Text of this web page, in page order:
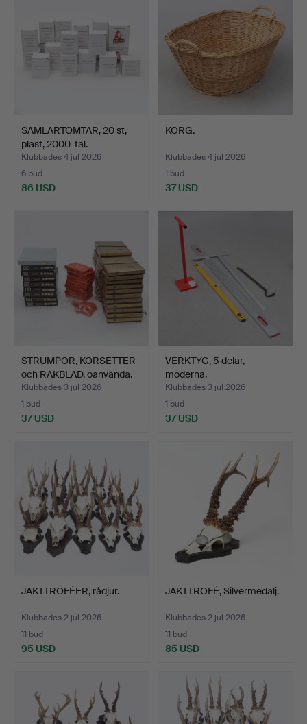
SAMLARTOMTAR, 20 st,
plast, 2000-tal.
Klubbades 4 jul 2026
6 bud
86 USD
KORG.
Klubbades 4 jul 2026
1 bud
37 USD
STRUMPOR, KORSETTER
och RAKBLAD, oanvända.
Klubbades 3 jul 2026
1 bud
37 USD
VERKTYG, 5 delar,
moderna.
Klubbades 3 jul 2026
1 bud
37 USD
JAKTTROFÉER, rådjur.
Klubbades 2 jul 2026
11 bud
95 USD
JAKTTROFÉ, Silvermedalj.
Klubbades 2 jul 2026
11 bud
85 USD